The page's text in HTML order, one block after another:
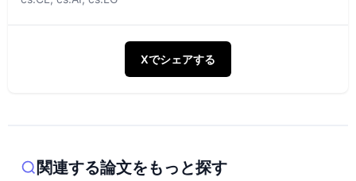
Xでシェアする
関連する論文をもっと探す